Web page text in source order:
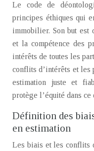
Le code de
principes éthiques qui
immobilier. Son but est
et la compétence des
intérêts de toutes les
conflits d’intérêts et les
estimation juste et
protège l’équité dans ce
Définition des
en estimation
Les biais et les conflits